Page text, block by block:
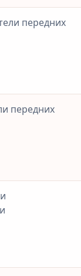
передних
передних